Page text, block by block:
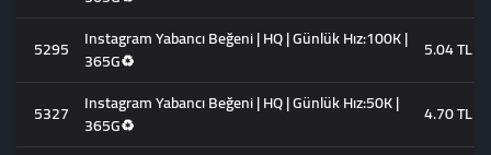
5295
Instagram Yabancı Beğeni | HQ | Günlük Hız:100K |
365G♻️
5.04 TL
5327
Instagram Yabancı Beğeni | HQ | Günlük Hız:50K |
365G♻️
4.70 TL